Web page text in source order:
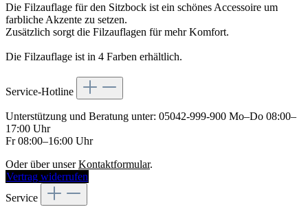
Die Filzauflage für den Sitzbock ist ein schönes Accessoire um
farbliche Akzente zu setzen.
Zusätzlich sorgt die Filzauflagen für mehr Komfort.
Die Filzauflage ist in 4 Farben erhältlich.
Service-Hotline
Unterstützung und Beratung unter: 05042-999-900 Mo–Do 08:00–
17:00 Uhr
Fr 08:00–16:00 Uhr
Oder über unserKontaktformular.
Vertrag widerrufen
Service